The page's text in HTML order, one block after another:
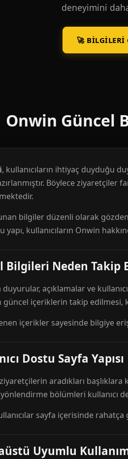
deneyimini
🚀 BILGILERI
Onwin Güncel
, kullanıcıların ihtiyaç duyduğu
Böylece
bilgiler düzenli olarak
kullanıcıların Onwin
Bilgileri Neden Takip
açıklamalar ve
güncel içeriklerin takip edilmesi,
içerikler sayesinde bilgiye
Dostu Sayfa Yapısı
aradıkları
bölümleri kullanıcı
sayfa içerisinde
Uyumlu